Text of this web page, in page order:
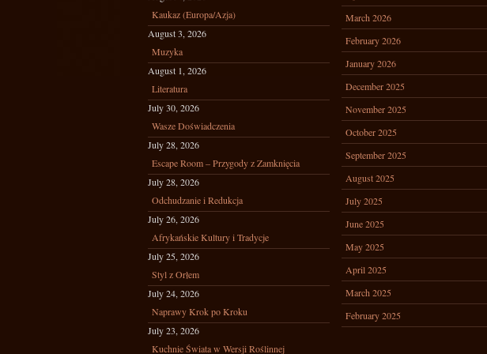
Kaukaz (Europa/Azja)
August 3, 2026
Muzyka
August 1, 2026
Literatura
July 30, 2026
Wasze Doświadczenia
July 28, 2026
Escape Room – Przygody z Zamknięcia
July 28, 2026
Odchudzanie i Redukcja
July 26, 2026
Afrykańskie Kultury i Tradycje
July 25, 2026
Styl z Orłem
July 24, 2026
Naprawy Krok po Kroku
July 23, 2026
Kuchnie Świata w Wersji Roślinnej
March 2026
February 2026
January 2026
December 2025
November 2025
October 2025
September 2025
August 2025
July 2025
June 2025
May 2025
April 2025
March 2025
February 2025